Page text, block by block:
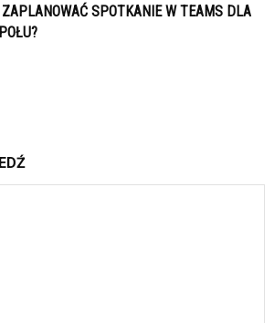
SPOTKANIE W TEAMS DLA